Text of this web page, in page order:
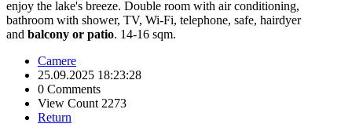
enjoy the lake's breeze. Double room with air conditioning,
bathroom with shower, TV, Wi-Fi, telephone, safe, hairdyer
and balcony or patio. 14-16 sqm.
Camere
25.09.2025 18:23:28
0 Comments
View Count 2273
Return